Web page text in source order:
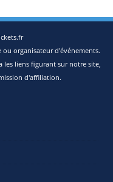
organisateur d'événements.
les liens figurant sur notre site,
d'affiliation.